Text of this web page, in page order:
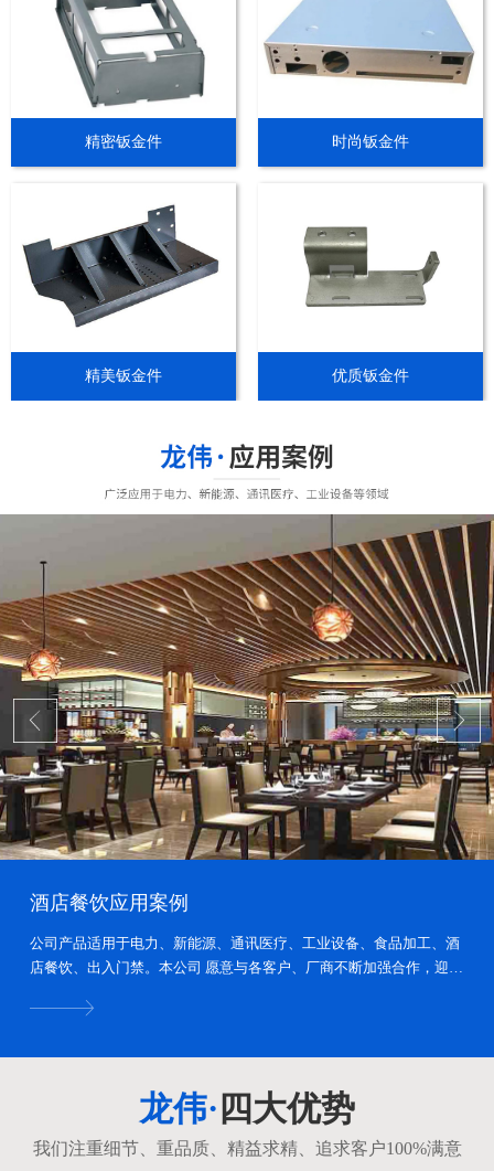
精密钣金件 时尚钣金件
精美钣金件 优质钣金件
酒店餐饮应用案例
公司产品适用于电力、新能源、通讯医疗、工业设备、食品加工、酒
店餐饮、出入门禁。本公司 愿意与各客户、厂商不断加强合作，迎接
龙伟· 四大优势
我们注重细节、重品质、精益求精、追求客户100%满意